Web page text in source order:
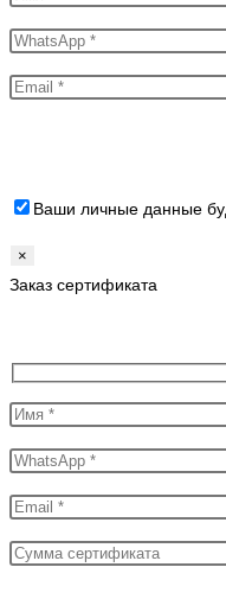
Ваши личные данные
×
Заказ сертификата